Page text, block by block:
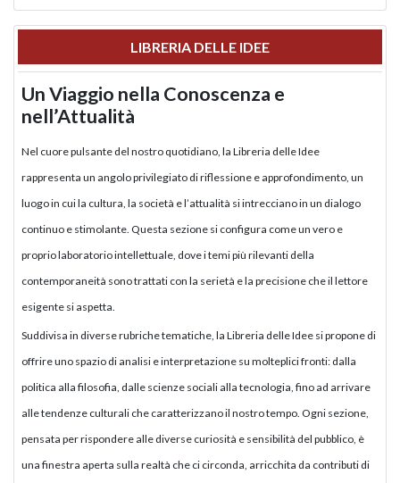
LIBRERIA DELLE IDEE
Un Viaggio nella Conoscenza e
nell’Attualità
Nel cuore pulsante del nostro quotidiano, la Libreria delle Idee
rappresenta un angolo privilegiato di riflessione e approfondimento, un
luogo in cui la cultura, la società e l’attualità si intrecciano in un dialogo
continuo e stimolante. Questa sezione si configura come un vero e
proprio laboratorio intellettuale, dove i temi più rilevanti della
contemporaneità sono trattati con la serietà e la precisione che il lettore
esigente si aspetta.
Suddivisa in diverse rubriche tematiche, la Libreria delle Idee si propone di
offrire uno spazio di analisi e interpretazione su molteplici fronti: dalla
politica alla filosofia, dalle scienze sociali alla tecnologia, fino ad arrivare
alle tendenze culturali che caratterizzano il nostro tempo. Ogni sezione,
pensata per rispondere alle diverse curiosità e sensibilità del pubblico, è
una finestra aperta sulla realtà che ci circonda, arricchita da contributi di